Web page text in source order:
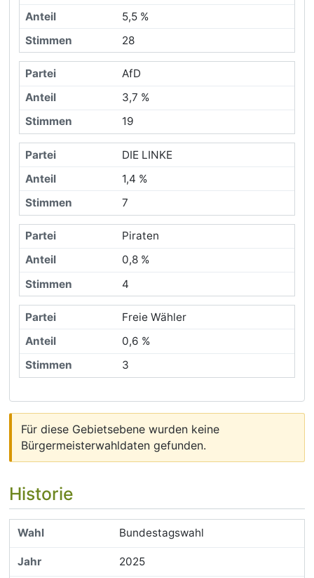
5,5 %
28
AfD
3,7 %
19
DIE LINKE
1,4 %
7
Piraten
0,8 %
4
Freie Wähler
0,6 %
3
Für diese Gebietsebene wurden keine
Bürgermeisterwahldaten gefunden.
Historie
Bundestagswahl
2025